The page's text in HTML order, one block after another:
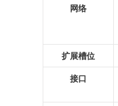
网络
扩展槽位
接口